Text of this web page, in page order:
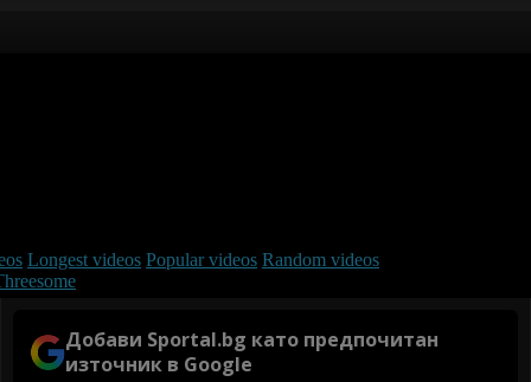
Добави Sportal.bg като предпочитан
източник в Google